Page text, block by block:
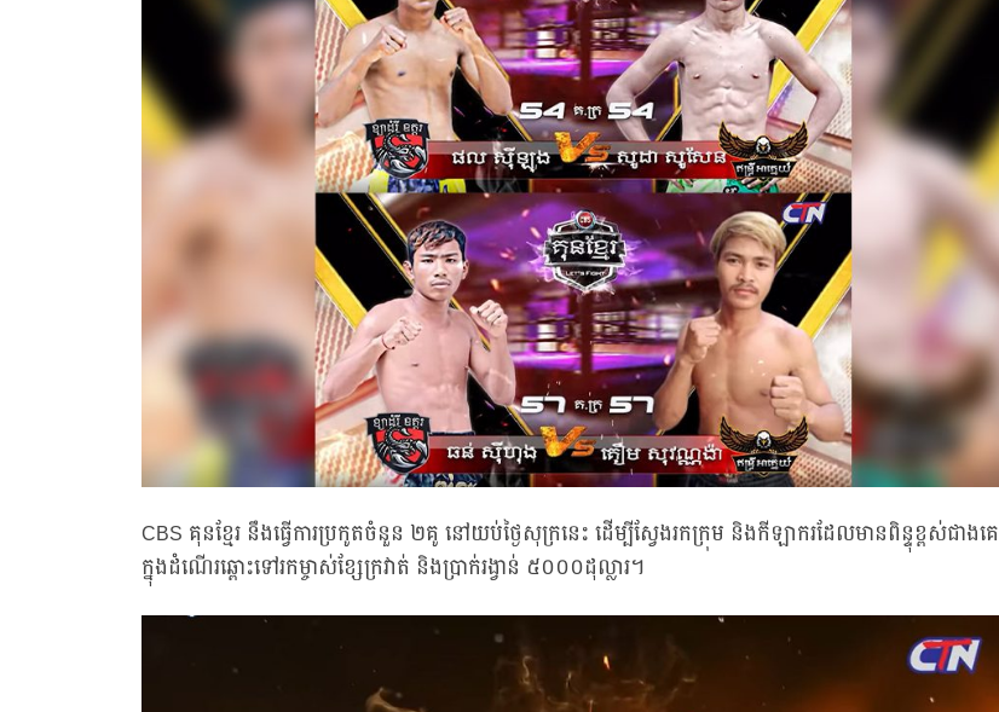
CBS គុនខ្មែរ នឹងធ្វើការប្រកូតចំនួន ២គូ នៅយប់ថ្ងៃសុក្រនេះ ដើម្បីស្វែងរកក្រុម និងកីឡាករដែលមានពិន្ទុខ្ពស់ជាងគេ
ក្នុងដំណើរឆ្ពោះទៅរកម្ចាស់ខ្សែក្រវាត់ និងប្រាក់រង្វាន់ ៥០០០ដុល្លារ។